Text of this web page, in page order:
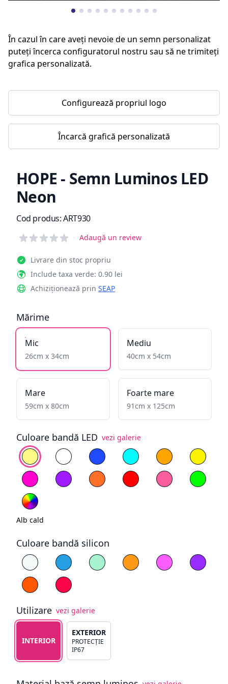
În cazul în care aveți nevoie de un semn personalizat
puteți încerca configuratorul nostru sau să ne trimiteți
grafica personalizată.
Configurează propriul logo
Încarcă grafică personalizată
HOPE - Semn Luminos LED
Neon
Informații de produs
Cod produs:ART930
Reviews
· Adaugă un review
Livrare din stoc propriu
Include taxa verde: 0.90 lei
Achiziționează prin SEAP
Mărime
Mic
26cm x 34cm
Mediu
40cm x 54cm
Mare
59cm x 80cm
Foarte mare
91cm x 125cm
Culoare bandă LED vezi galerie
Alege culoare
Alb cald Alb rece Albastru Cyan Galben
Magenta
Mov PortocaliuRoșu Roz deschisVerde
RGB
Alb cald
Culoare bandă silicon
Alege culoare silicon
Alb Albastru Cyan Galben Magenta
Mov
PortocaliuRoșu
Utilizare vezi galerie
Alege tipul de utilizare
INTERIOR
EXTERIOR
PROTECȚIE
IP67